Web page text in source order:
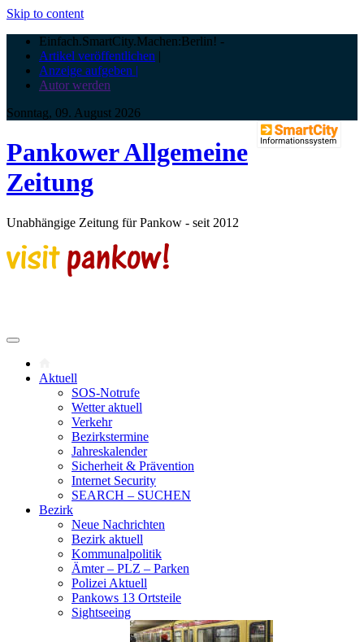
Skip to content
Einfach.SmartCity.Machen:Berlin! -
Artikel veröffentlichen |
Anzeige aufgeben |
Autor werden
Sonntag, 09. August 2026
Pankower Allgemeine
Zeitung
Unabhängige Zeitung für Pankow - seit 2012
Aktuell
SOS-Notrufe
Wetter aktuell
Verkehr
Bezirkstermine
Jahreskalender
Sicherheit & Prävention
Internet Security
SEARCH – SUCHEN
Bezirk
Neue Nachrichten
Bezirk aktuell
Kommunalpolitik
Ämter – PLZ – Parken
Polizei Aktuell
Pankows 13 Ortsteile
Sightseeing